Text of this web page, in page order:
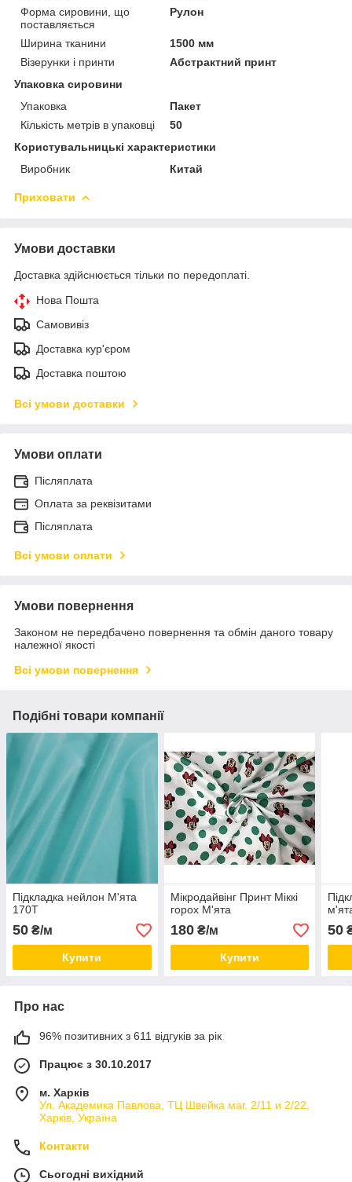
Форма сировини, що
поставляється
Рулон
Ширина тканини
1500 мм
Візерунки і принти
Абстрактний принт
Упаковка сировини
Упаковка
Пакет
Кількість метрів в упаковці
50
Користувальницькі характеристики
Виробник
Китай
Приховати
Умови доставки
Доставка здійснюється тільки по передоплаті.
Нова Пошта
Самовивіз
Доставка кур'єром
Доставка поштою
Всі умови доставки
Умови оплати
Післяплата
Оплата за реквізитами
Післяплата
Всі умови оплати
Умови повернення
Законом не передбачено повернення та обмін даного товару
належної якості
Всі умови повернення
Подібні товари компанії
Підкладка нейлон М'ята
170Т
50 ₴/м
Купити
Мікродайвінг Принт Міккі
горох М'ята
180₴/м
Купити
50
Про нас
96% позитивних з 611 відгуків за рік
Працює з 30.10.2017
м. Харків
Ул. Академика Павлова, ТЦ Швейка маг. 2/11 и 2/22,
Харків, Україна
Контакти
Сьогодні вихідний